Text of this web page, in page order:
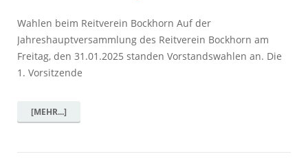
Wahlen beim Reitverein Bockhorn Auf der
Jahreshauptversammlung des Reitverein Bockhorn am
Freitag, den 31.01.2025 standen Vorstandswahlen an. Die
1. Vorsitzende
[MEHR...]